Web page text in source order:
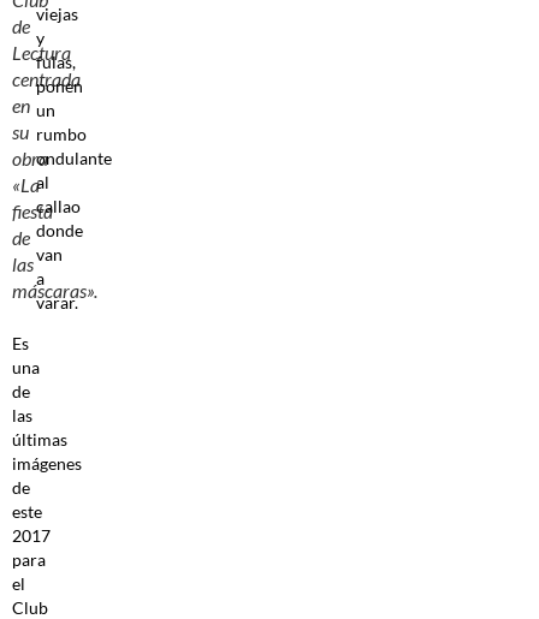
de
Lectura
centrada
en
su
obra
«La
fiesta
de
las
máscaras».
viejas
y
fulas,
ponen
un
rumbo
ondulante
al
callao
donde
van
a
varar.
Es
una
de
las
últimas
imágenes
de
este
2017
para
el
Club